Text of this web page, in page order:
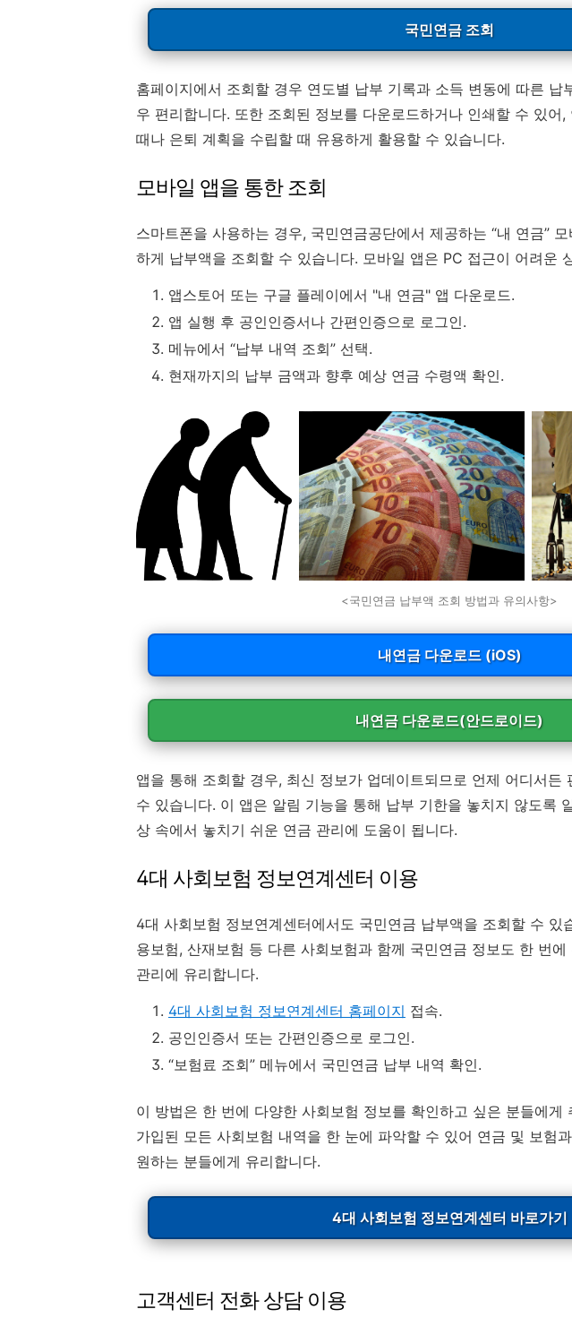
국민연금 조회
홈페이지에서 조회할 경우 연도별 납부 기록과 소득 변동에 따른 납
우 편리합니다. 또한 조회된 정보를 다운로드하거나 인쇄할 수 있어
때나 은퇴 계획을 수립할 때 유용하게 활용할 수 있습니다.
모바일 앱을 통한 조회
스마트폰을 사용하는 경우, 국민연금공단에서 제공하는 “내 연금”
하게 납부액을 조회할 수 있습니다. 모바일 앱은 PC 접근이 어려운
앱스토어 또는 구글 플레이에서 "내 연금" 앱 다운로드.
앱 실행 후 공인인증서나 간편인증으로 로그인.
메뉴에서 “납부 내역 조회” 선택.
현재까지의 납부 금액과 향후 예상 연금 수령액 확인.
<국민연금 납부액 조회 방법과 유의사항>
내연금 다운로드 (iOS)
내연금 다운로드(안드로이드)
앱을 통해 조회할 경우, 최신 정보가 업데이트되므로 언제 어디서든
수 있습니다. 이 앱은 알림 기능을 통해 납부 기한을 놓치지 않도록
상 속에서 놓치기 쉬운 연금 관리에 도움이 됩니다.
4대 사회보험 정보연계센터 이용
4대 사회보험 정보연계센터에서도 국민연금 납부액을 조회할 수 있
용보험, 산재보험 등 다른 사회보험과 함께 국민연금 정보도 한 번
관리에 유리합니다.
4대 사회보험 정보연계센터 홈페이지 접속.
공인인증서 또는 간편인증으로 로그인.
“보험료 조회” 메뉴에서 국민연금 납부 내역 확인.
이 방법은 한 번에 다양한 사회보험 정보를 확인하고 싶은 분들에게
가입된 모든 사회보험 내역을 한 눈에 파악할 수 있어 연금 및 보험
원하는 분들에게 유리합니다.
4대 사회보험 정보연계센터 바로가기
고객센터 전화 상담 이용